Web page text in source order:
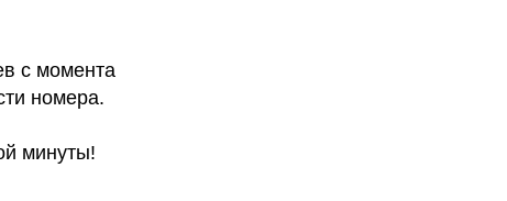
с момента
номера.
минуты!